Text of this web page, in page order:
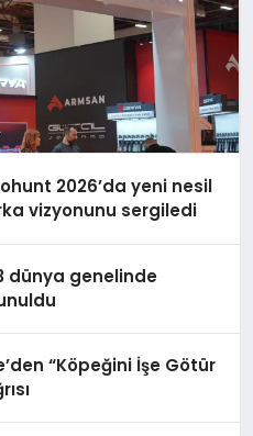
2026’da yeni nesil
vizyonunu sergiledi
dünya genelinde
“Köpeğini İşe Götür